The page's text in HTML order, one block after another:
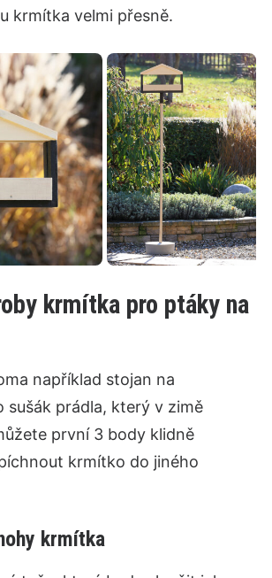
krmítka velmi přesně.
krmítka pro ptáky na
například stojan na
sušák prádla, který v zimě
první 3 body klidně
krmítko do jiného
krmítka